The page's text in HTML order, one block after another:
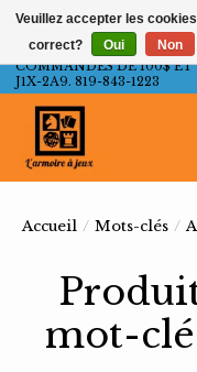
LIVRAISON GRATUITE
COMMANDES DE 100$
J1X-2A9. 819-843-1223
Accueil / Mots-clés /
mot-clé
Veuillez accepter les
correct?
Oui Non